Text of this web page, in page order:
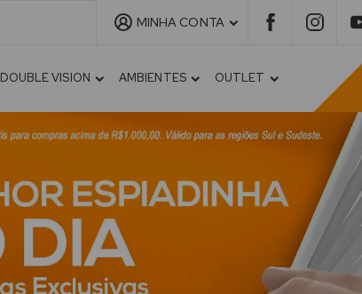
MINHA CONTA
DOUBLE VISION AMBIENTES OUTLET